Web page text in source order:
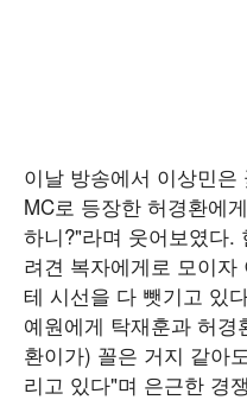
이날 방송에서 이상민
MC로 등장한 허경환에
하니?"라며 웃어보였다.
려견 복자에게로 모이
테 시선을 다 뺏기고 있
예원에게 탁재훈과 허
환이가) 꼴은 거지 같아
리고 있다"며 은근한 경